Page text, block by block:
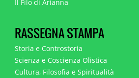
Il Filo di Arianna
RASSEGNA STAMPA
Storia e Controstoria
Scienza e Coscienza Olistica
Cultura, Filosofia e Spiritualità